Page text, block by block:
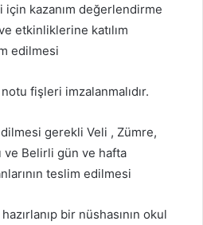
için kazanım değerlendirme
etkinliklerine katılım
edilmesi
fişleri imzalanmalıdır.
gerekli Veli , Zümre,
ve Belirli gün ve hafta
teslim edilmesi
bir nüshasının okul